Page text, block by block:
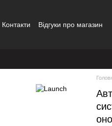
Контакти Відгуки про магазин